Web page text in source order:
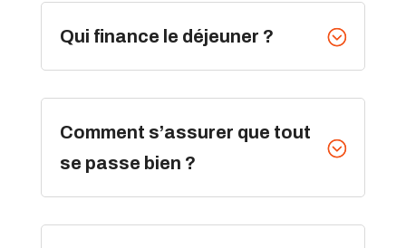
;
Qui finance le déjeuner ?
;
Comment s’assurer que tout
se passe bien ?